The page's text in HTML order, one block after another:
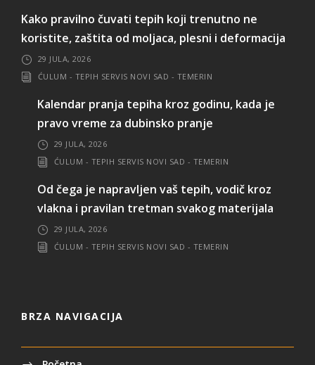
Kako pravilno čuvati tepih koji trenutno ne
koristite, zaštita od moljaca, plesni i deformacija
29 JULA, 2026
ĆULUM - TEPIH SERVIS NOVI SAD - TEMERIN
Kalendar pranja tepiha kroz godinu, kada je
pravo vreme za dubinsko pranje
29 JULA, 2026
ĆULUM - TEPIH SERVIS NOVI SAD - TEMERIN
Od čega je napravljen vaš tepih, vodič kroz
vlakna i pravilan tretman svakog materijala
29 JULA, 2026
ĆULUM - TEPIH SERVIS NOVI SAD - TEMERIN
BRZA NAVIGACIJA